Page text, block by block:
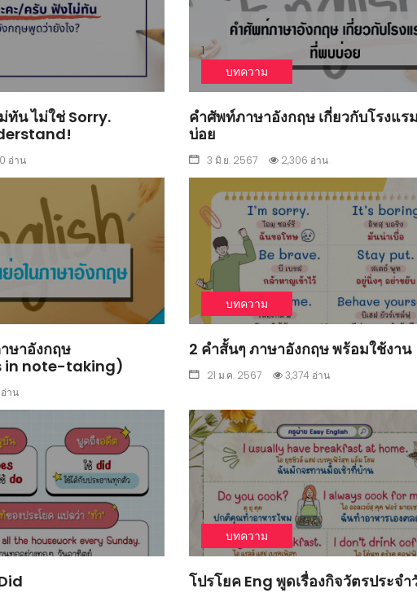
ทัน ไม่ใช่ Sorry.
อ่าน
1
บทความ
คำศัพท์ภาษาอังกฤษ เกี่ยวกับโรงแร
บ่อย
3 มิ.ย. 2567 2,306 อ่าน
ษาอังกฤษ
in note-taking)
อ่าน
1
บทความ
2 คำสั้นๆ ภาษาอังกฤษ พร้อมใช้งาน
21 ม.ค. 2567 3,374 อ่าน
1
บทความ
โปรโยค Eng พูดเรื่องกิจวัตรประจำ